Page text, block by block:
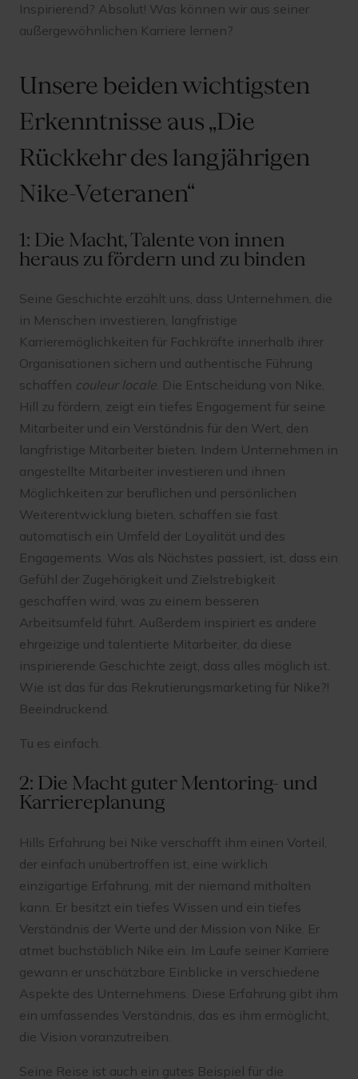
Inspirierend? Absolut! Was können wir aus seiner
außergewöhnlichen Karriere lernen?
Unsere beiden wichtigsten
Erkenntnisse aus „Die
Rückkehr des langjährigen
Nike-Veteranen“
1: Die Macht, Talente von innen
heraus zu fördern und zu binden
Seine Geschichte erzählt uns, dass Unternehmen, die
in Menschen investieren, langfristige
Karrieremöglichkeiten für Fachkräfte innerhalb ihrer
Organisationen sichern und authentische Führung
schaffen couleur locale. Die Entscheidung von Nike,
Hill zu fördern, zeigt ein tiefes Engagement für seine
Mitarbeiter und ein Verständnis für den Wert, den
langfristige Mitarbeiter bieten. Indem Unternehmen in
angestellte Mitarbeiter investieren und ihnen
Möglichkeiten zur beruflichen und persönlichen
Weiterentwicklung bieten, schaffen sie fast
automatisch ein Umfeld der Loyalität und des
Engagements. Was als Nächstes passiert, ist, dass ein
Gefühl der Zugehörigkeit und Zielstrebigkeit
geschaffen wird, was zu einem besseren
Arbeitsumfeld führt. Außerdem inspiriert es andere
ehrgeizige und talentierte Mitarbeiter, da diese
inspirierende Geschichte zeigt, dass alles möglich ist.
Wie ist das für das Rekrutierungsmarketing für Nike?!
Beeindruckend.
Tu es einfach.
2: Die Macht guter Mentoring- und
Karriereplanung
Hills Erfahrung bei Nike verschafft ihm einen Vorteil,
der einfach unübertroffen ist, eine wirklich
einzigartige Erfahrung, mit der niemand mithalten
kann. Er besitzt ein tiefes Wissen und ein tiefes
Verständnis der Werte und der Mission von Nike. Er
atmet buchstäblich Nike ein. Im Laufe seiner Karriere
gewann er unschätzbare Einblicke in verschiedene
Aspekte des Unternehmens. Diese Erfahrung gibt ihm
ein umfassendes Verständnis, das es ihm ermöglicht,
die Vision voranzutreiben.
Seine Reise ist auch ein gutes Beispiel für die